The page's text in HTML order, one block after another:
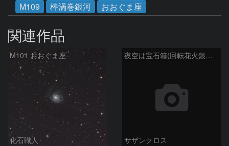
M109
棒渦巻銀河 おおぐま座
関連作品
M101 おおぐま座
化石職人
夜空は宝石箱(回転花火銀河 M101) Seestar50
サザンクロス